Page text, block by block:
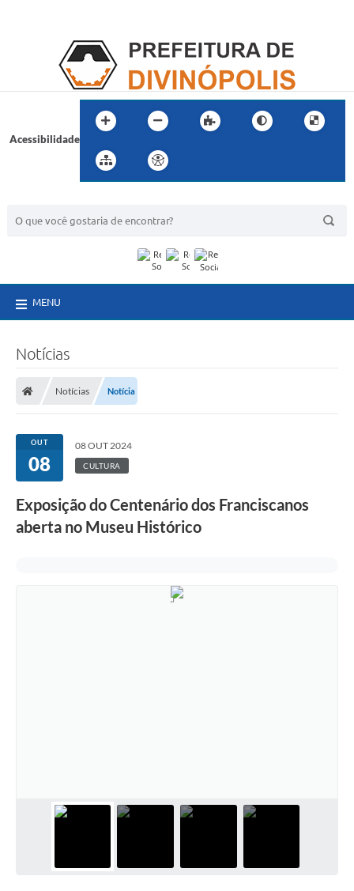
Acessibilidade
MENU
Notícias
Notícias Notícia
OUT
08
08 OUT 2024
CULTURA
Exposição do Centenário dos Franciscanos
aberta no Museu Histórico